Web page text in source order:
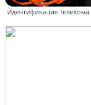
Идентификация телекома